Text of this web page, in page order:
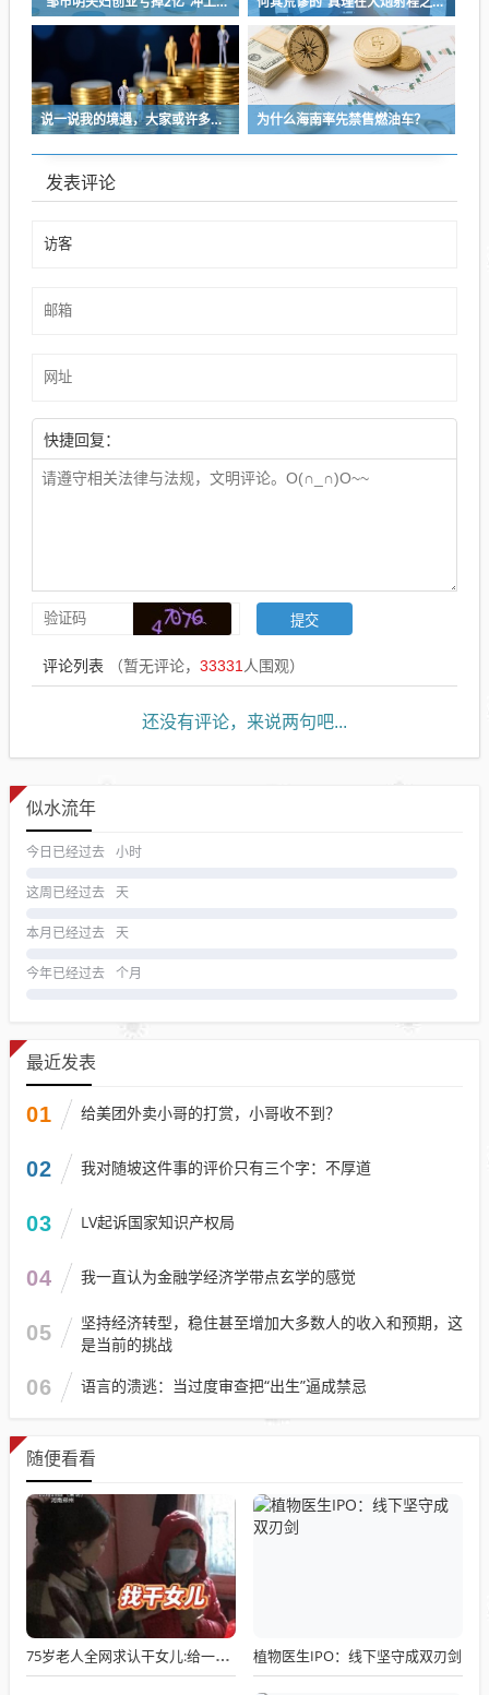
说一说我的境遇，大家或许多少能对于长沙这座城的人事物有些体会 为什么海南率先禁售燃油车？
发表评论
快捷回复：
评论列表 （暂无评论， 33331 人围观）
还没有评论，来说两句吧...
似水流年
今日已经过去 小时
这周已经过去 天
本月已经过去 天
今年已经过去 个月
最近发表
01 给美团外卖小哥的打赏，小哥收不到？
02 我对随坡这件事的评价只有三个字：不厚道
03 LV起诉国家知识产权局
04 我一直认为金融学经济学带点玄学的感觉
05
坚持经济转型，稳住甚至增加大多数人的收入和预期，这
是当前的挑战
06 语言的溃逃：当过度审查把“出生”逼成禁忌
随便看看
75岁老人全网求认干女儿:给一套房，月付3千，只求晚年有人递口热饭 植物医生IPO：线下坚守成双刃剑